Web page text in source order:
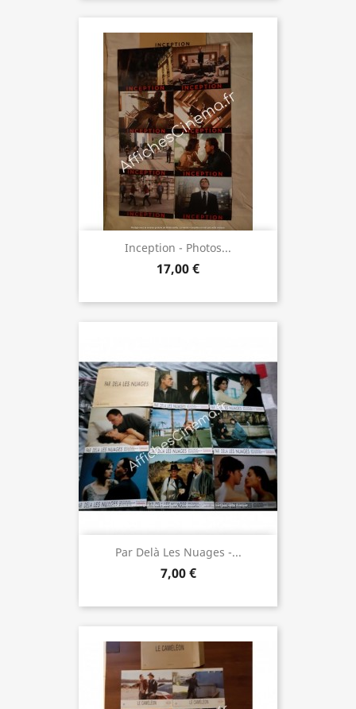
Inception - Photos...
17,00 €
Par Delà Les Nuages -...
7,00 €